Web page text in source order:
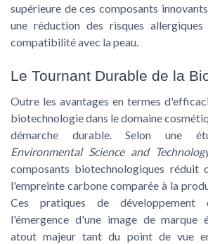
supérieure de ces composants
une réduction des risques allergiques
compatibilité avec la peau.
Le Tournant Durable de la
Outre les avantages en termes
biotechnologie dans le domaine
démarche durable. Selon une
Environmental Science and
composants biotechnologiques réduit
l'empreinte carbone comparée à la
Ces pratiques de développement
l'émergence d'une image de marque
atout majeur tant du point de vue